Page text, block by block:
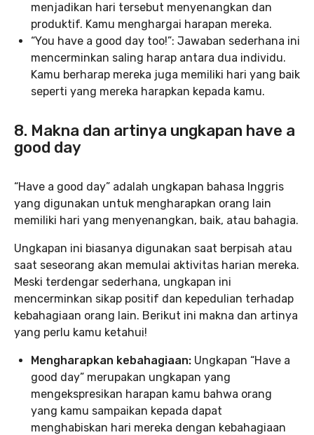
menjadikan hari tersebut menyenangkan dan
produktif. Kamu menghargai harapan mereka.
“You have a good day too!”: Jawaban sederhana ini
mencerminkan saling harap antara dua individu.
Kamu berharap mereka juga memiliki hari yang baik
seperti yang mereka harapkan kepada kamu.
8. Makna dan artinya ungkapan have a
good day
“Have a good day” adalah ungkapan bahasa Inggris
yang digunakan untuk mengharapkan orang lain
memiliki hari yang menyenangkan, baik, atau bahagia.
Ungkapan ini biasanya digunakan saat berpisah atau
saat seseorang akan memulai aktivitas harian mereka.
Meski terdengar sederhana, ungkapan ini
mencerminkan sikap positif dan kepedulian terhadap
kebahagiaan orang lain. Berikut ini makna dan artinya
yang perlu kamu ketahui!
Mengharapkan kebahagiaan: Ungkapan “Have a
good day” merupakan ungkapan yang
mengekspresikan harapan kamu bahwa orang
yang kamu sampaikan kepada dapat
menghabiskan hari mereka dengan kebahagiaan